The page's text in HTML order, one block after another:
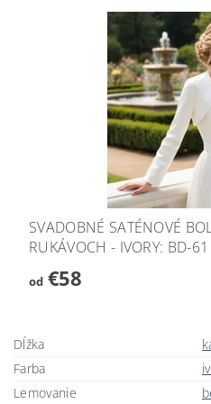
SVADOBNÉ SATÉNOVÉ
RUKÁVOCH - IVORY: BD-61
od€58
Dĺžka
Farba
Lemovanie